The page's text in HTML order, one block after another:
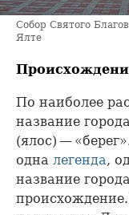
Собор Святого
Ялте
По наиболее
название
(ялос) —
одна легенда,
название